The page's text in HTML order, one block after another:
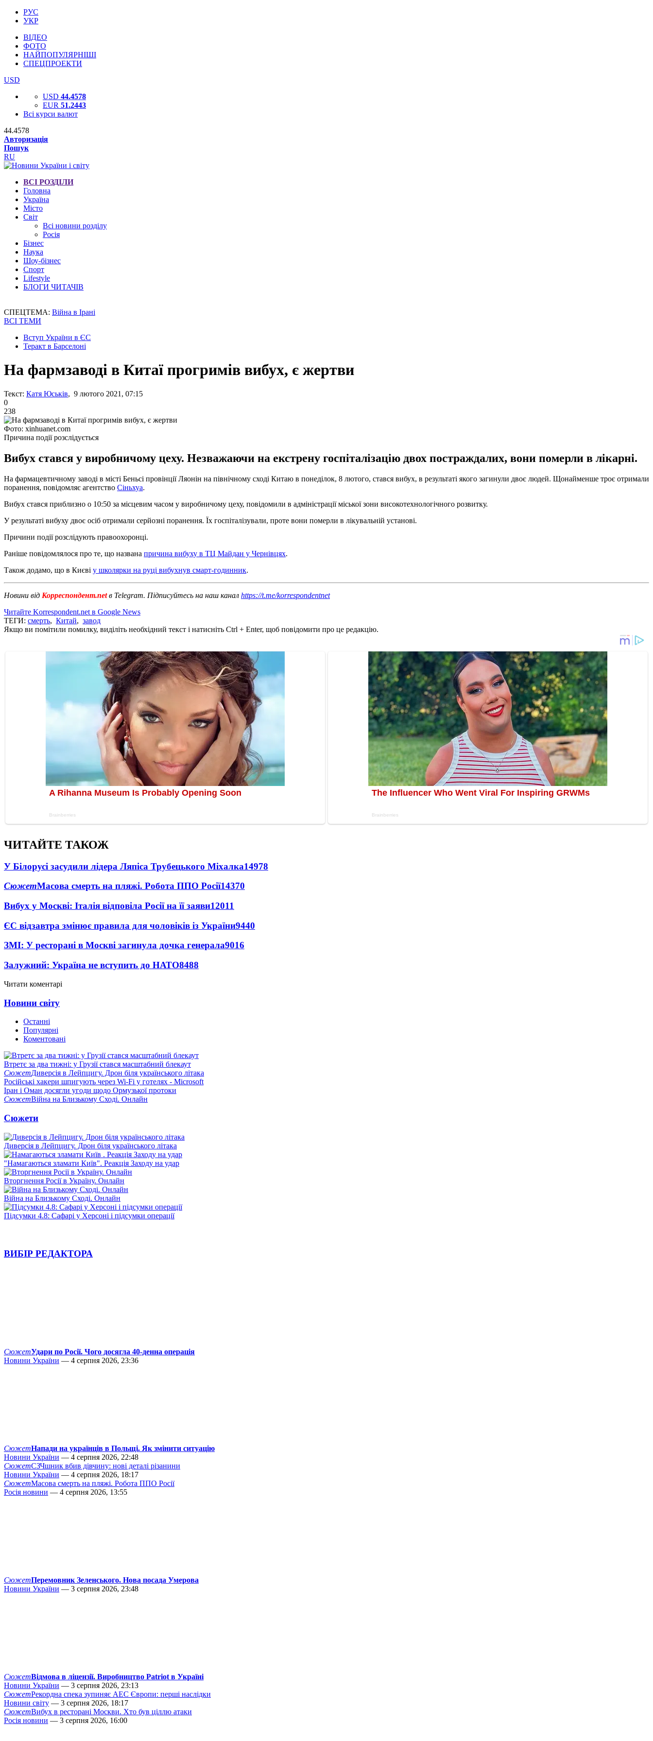
РУС
УКР
ВІДЕО
ФОТО
НАЙПОПУЛЯРНІШІ
СПЕЦПРОЕКТИ
USD
USD 44.4578
EUR 51.2443
Всі курси валют
44.4578
Авторизація
Пошук
RU
ВСІ РОЗДІЛИ
Головна
Україна
Місто
Світ
Всі новини розділу
Росія
Бізнес
Наука
Шоу-бізнес
Спорт
Lifestyle
БЛОГИ ЧИТАЧІВ
СПЕЦТЕМА: Війна в Ірані
ВСІ ТЕМИ
Вступ України в ЄС
Теракт в Барселоні
На фармзаводі в Китаї прогримів вибух, є жертви
Текст: Катя Юськів, 9 лютого 2021, 07:15
0
238
Фото: xinhuanet.com
Причина події розслідується
Вибух стався у виробничому цеху. Незважаючи на екстрену госпіталізацію двох постраждалих, вони померли в лікарні.
На фармацевтичному заводі в місті Беньсі провінції Ляонін на північному сході Китаю в понеділок, 8 лютого, стався вибух, в результаті якого загинули двоє людей. Щонайменше троє отримали
поранення, повідомляє агентство Сіньхуа.
Вибух стався приблизно о 10:50 за місцевим часом у виробничому цеху, повідомили в адміністрації міської зони високотехнологічного розвитку.
У результаті вибуху двоє осіб отримали серйозні поранення. Їх госпіталізували, проте вони померли в лікувальній установі.
Причини події розслідують правоохоронці.
Раніше повідомлялося про те, що названа причина вибуху в ТЦ Майдан у Чернівцях.
Також додамо, що в Києві у школярки на руці вибухнув смарт-годинник.
Новини від Корреспондент.netв Telegram. Підписуйтесь на наш канал https://t.me/korrespondentnet
Читайте Korrespondent.net в Google News
ТЕГИ: смерть, Китай, завод
Якщо ви помітили помилку, виділіть необхідний текст і натисніть Ctrl + Enter, щоб повідомити про це редакцію.
ЧИТАЙТЕ ТАКОЖ
У Білорусі засудили лідера Ляпіса Трубецького Міхалка14978
СюжетМасова смерть на пляжі. Робота ППО Росії14370
Вибух у Москві: Італія відповіла Росії на її заяви12011
ЄС відзавтра змінює правила для чоловіків із України9440
ЗМІ: У ресторані в Москві загинула дочка генерала9016
Залужний: Україна не вступить до НАТО8488
Читати коментарі
Новини світу
Останні
Популярні
Коментовані
Втретє за два тижні: у Грузії стався масштабний блекаут
СюжетДиверсія в Лейпцигу. Дрон біля українського літака
Російські хакери шпигують через Wi-Fi у готелях - Microsoft
Іран і Оман досягли угоди щодо Ормузької протоки
СюжетВійна на Близькому Сході. Онлайн
Сюжети
Диверсія в Лейпцигу. Дрон біля українського літака
"Намагаються зламати Київ". Реакція Заходу на удар
Вторгнення Росії в Україну. Онлайн
Війна на Близькому Сході. Онлайн
Підсумки 4.8: Сафарі у Херсоні і підсумки операції
ВИБІР РЕДАКТОРА
СюжетУдари по Росії. Чого досягла 40-денна операція
Новини України — 4 серпня 2026, 23:36
СюжетНапади на українців в Польщі. Як змінити ситуацію
Новини України — 4 серпня 2026, 22:48
СюжетСЗЧшник вбив дівчину: нові деталі різанини
Новини України — 4 серпня 2026, 18:17
СюжетМасова смерть на пляжі. Робота ППО Росії
Росія новини — 4 серпня 2026, 13:55
СюжетПеремовник Зеленського. Нова посада Умерова
Новини України — 3 серпня 2026, 23:48
СюжетВідмова в ліцензії. Виробництво Patriot в Україні
Новини України — 3 серпня 2026, 23:13
СюжетРекордна спека зупиняє АЕС Європи: перші наслідки
Новини світу — 3 серпня 2026, 18:17
СюжетВибух в ресторані Москви. Хто був ціллю атаки
Росія новини — 3 серпня 2026, 16:00